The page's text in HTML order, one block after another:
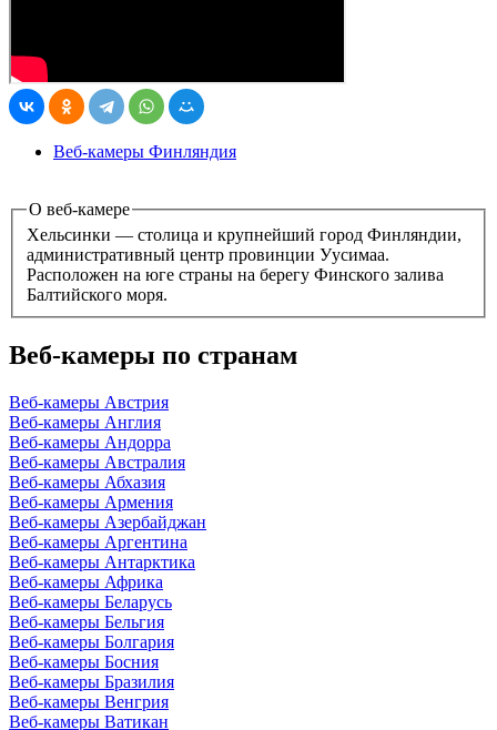
Веб-камеры Финляндия
О веб-камере
Хельсинки — столица и крупнейший город Финляндии,
административный центр провинции Уусимаа.
Расположен на юге страны на берегу Финского залива
Балтийского моря.
Веб-камеры по странам
Веб-камеры Австрия
Веб-камеры Англия
Веб-камеры Андорра
Веб-камеры Австралия
Веб-камеры Абхазия
Веб-камеры Армения
Веб-камеры Азербайджан
Веб-камеры Аргентина
Веб-камеры Антарктика
Веб-камеры Африка
Веб-камеры Беларусь
Веб-камеры Бельгия
Веб-камеры Болгария
Веб-камеры Босния
Веб-камеры Бразилия
Веб-камеры Венгрия
Веб-камеры Ватикан